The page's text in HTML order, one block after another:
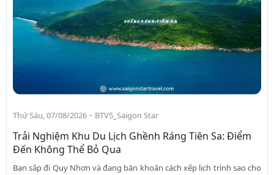
Thứ Sáu, 07/08/2026 - BTV5_Saigon Star
Trải Nghiệm Khu Du Lịch Ghềnh Ráng Tiên Sa: Điểm
Đến Không Thể Bỏ Qua
Bạn sắp đi Quy Nhơn và đang băn khoăn cách xếp lịch trình sao cho